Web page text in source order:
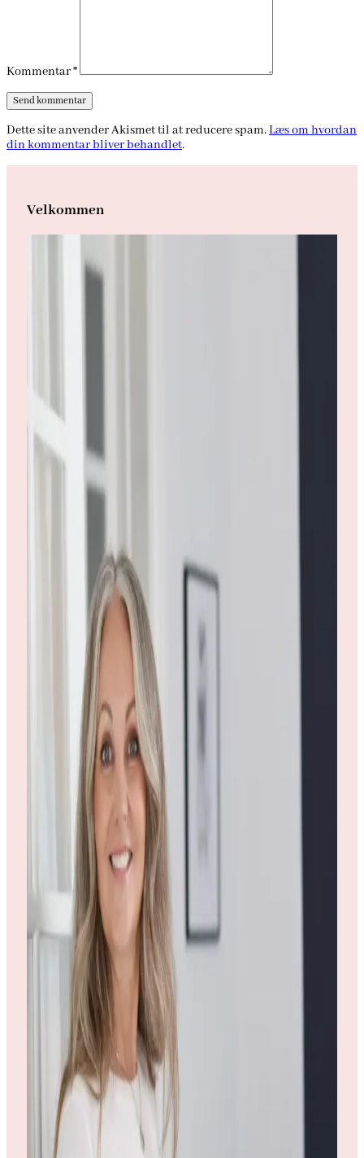
Kommentar*
Dette site anvender Akismet til at reducere spam.Læs om hvordan
din kommentar bliver behandlet.
Velkommen